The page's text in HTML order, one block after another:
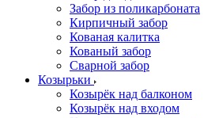
Забор из поликарбоната
Кирпичный забор
Кованая калитка
Кованый забор
Сварной забор
Козырьки
Козырёк над балконом
Козырёк над входом